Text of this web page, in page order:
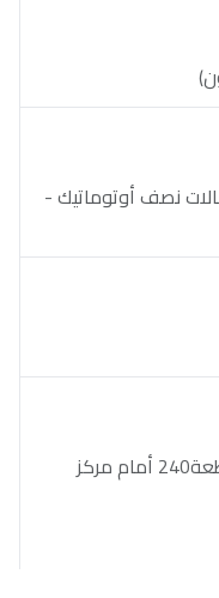
نصف أوتوماتيك -
6أكتوبر - المنطقة الصناعية الثانية - قطعة240 أمام مركز